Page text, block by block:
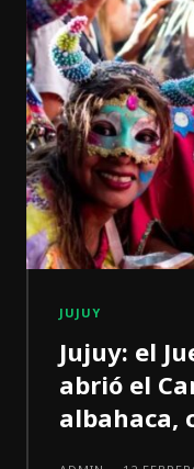
JUJUY
Jujuy: el
abrió el
albahaca,